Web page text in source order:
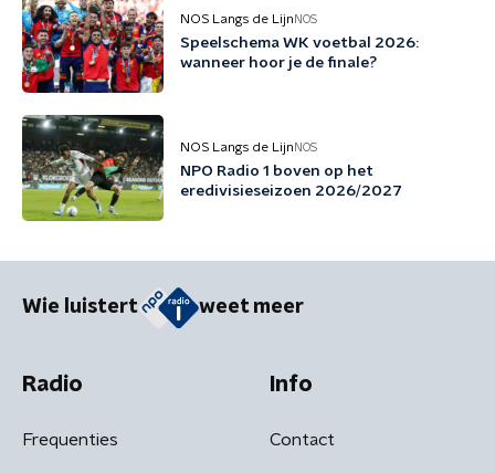
NOS Langs de Lijn NOS
Speelschema WK voetbal 2026:
wanneer hoor je de finale?
NOS Langs de Lijn NOS
NPO Radio 1 boven op het
eredivisieseizoen 2026/2027
Wie luistert weet meer
Radio
Frequenties
Info
Contact